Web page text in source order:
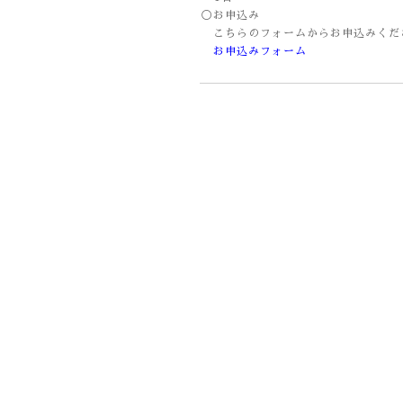
◯お申込み
こちらのフォームからお申込みくだ
お申込みフォーム